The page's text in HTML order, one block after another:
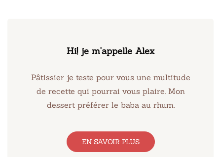
Hi! je m'appelle Alex
Pâtissier je teste pour vous une multitude
de recette qui pourrai vous plaire. Mon
dessert préférer le baba au rhum.
EN SAVOIR PLUS